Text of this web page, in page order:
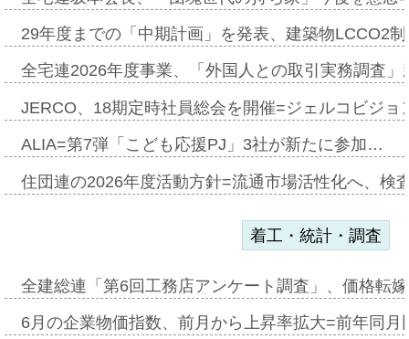
29年度までの「中期計画」を発表、建築物LCCO2
全宅連2026年度事業、「外国人との取引実務調査
JERCO、18期定時社員総会を開催=ジェルコビジ
ALIA=第7弾「こども応援PJ」3社が新たに参加…
住団連の2026年度活動方針=流通市場活性化へ、検
着工・統計・調査
全建総連「第6回工務店アンケート調査」、価格転
6月の企業物価指数、前月から上昇率拡大=前年同